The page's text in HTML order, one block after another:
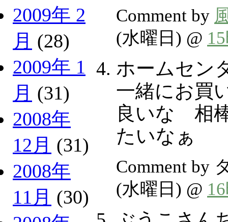
2009年 2
月 (28)
2009年 1
月 (31)
2008年
12月 (31)
2008年
11月 (30)
Comment by
(水曜日) @
ホームセン
一緒にお買
良いな 相
たいなぁ
Comment by
(水曜日) @